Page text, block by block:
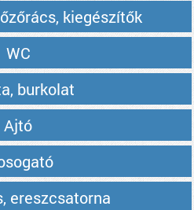
kiegészítők
WC
burkolat
Ajtó
ereszcsatorna